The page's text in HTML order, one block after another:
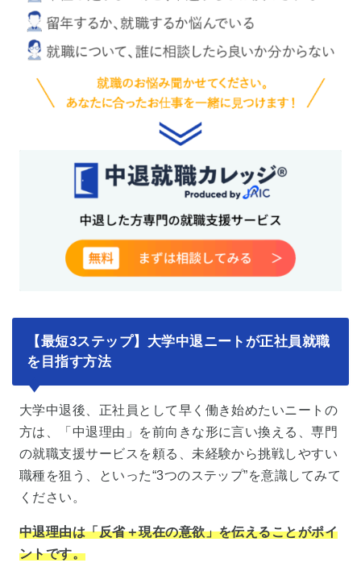
【最短3ステップ】大学中退ニートが正社員就職
を目指す方法
大学中退後、正社員として早く働き始めたいニートの
方は、「中退理由」を前向きな形に言い換える、専門
の就職支援サービスを頼る、未経験から挑戦しやすい
職種を狙う、といった“3つのステップ”を意識してみて
ください。
中退理由は「反省＋現在の意欲」を伝えることがポイ
ントです。